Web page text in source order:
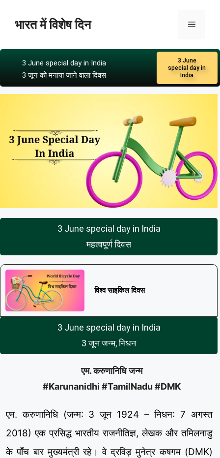
भारत में विशेष दिन
3 June special day in India
3 जून को मनाया जाने वाला दिवस
3 June
special day in
India
3 June special day in India
महत्वपूर्ण दिवस
विश्व साइकिल दिवस
3 June special day in India
3 जून जन्म, निधन
एम. करुणानिधि जन्म
#Karunanidhi #TamilNadu #DMK
एम. करुणानिधि (जन्म: 3 जून 1924 – निधन: 7 अगस्त
2018) एक प्रसिद्ध भारतीय राजनीतिज्ञ, लेखक और तमिलनाडु
के पाँच बार मुख्यमंत्री रहे। वे द्रविड़ मुनेत्र कषगम (DMK)